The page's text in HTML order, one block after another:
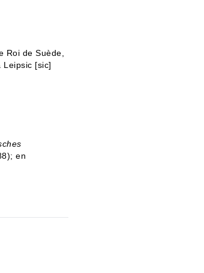
Roi de Suède,
Leipsic [sic]
en